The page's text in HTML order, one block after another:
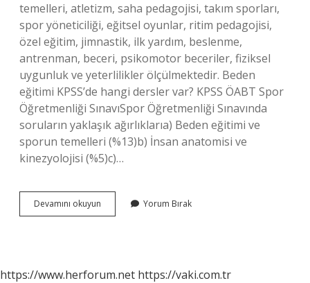
temelleri, atletizm, saha pedagojisi, takım sporları,
spor yöneticiliği, eğitsel oyunlar, ritim pedagojisi,
özel eğitim, jimnastik, ilk yardım, beslenme,
antrenman, beceri, psikomotor beceriler, fiziksel
uygunluk ve yeterlilikler ölçülmektedir. Beden
eğitimi KPSS’de hangi dersler var? KPSS ÖABT Spor
Öğretmenliği SınavıSpor Öğretmenliği Sınavında
soruların yaklaşık ağırlıklarıa) Beden eğitimi ve
sporun temelleri (%13)b) İnsan anatomisi ve
kinezyolojisi (%5)c)…
Devamını okuyun
Eğitimi
Yorum Bırak
https://www.herforum.net https://vaki.com.tr